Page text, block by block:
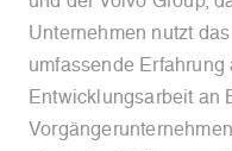
Unternehmen nutzt
umfassende
Entwicklungsarbeit an